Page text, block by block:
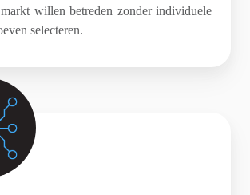
willen betreden zonder individuele
selecteren.